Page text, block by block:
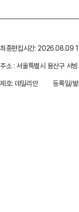
최종편집시간: 2026.08.09
주소 : 서울특별시 용산구 서
제호: 데일리안
등록일/